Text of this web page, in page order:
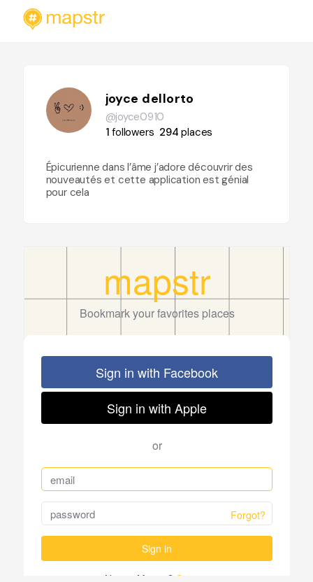
joyce dellorto
@joyce0910
1followers 294places
Épicurienne dans l’âme j’adore découvrir des
nouveautés et cette application est génial
pour cela